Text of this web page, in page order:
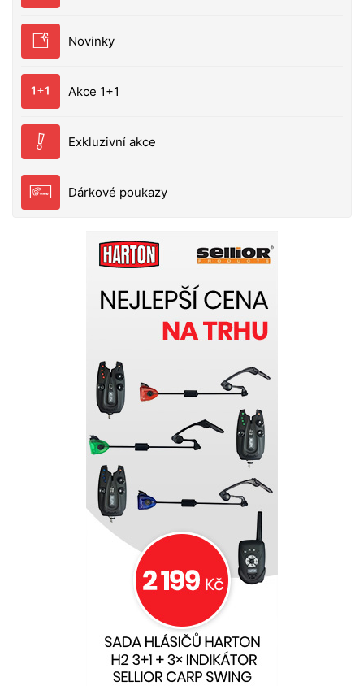
Novinky
Akce 1+1
Exkluzivní akce
Dárkové poukazy
listu přenášejí na tělo, což svolává dravce ze široka i
daleka. S touto nástrahou propracovanou do
a funguje skvěle na všech vodách včetně hlubokých
jezer, řek, ze břehu i z lodi. Neobsahuje olovo
Středně měkké tělo - bez toxických ftalátů Ultra
ostrý a silný háček z karbonové oceli Na míru
udělaný Colorado rotační plíšek Zabudovaný
ložiskový obratlík Aktivní oči Ručně malované
detailní barvy Těsný a nepředvídatelný chod
Kompaktní se systémem na daleké nahazování